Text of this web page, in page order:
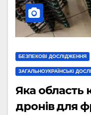
БЕЗПЕКОВІ ДОСЛІДЖЕННЯ
ЗАГАЛЬНОУКРАЇНСЬКІ
Яка область
дронів для